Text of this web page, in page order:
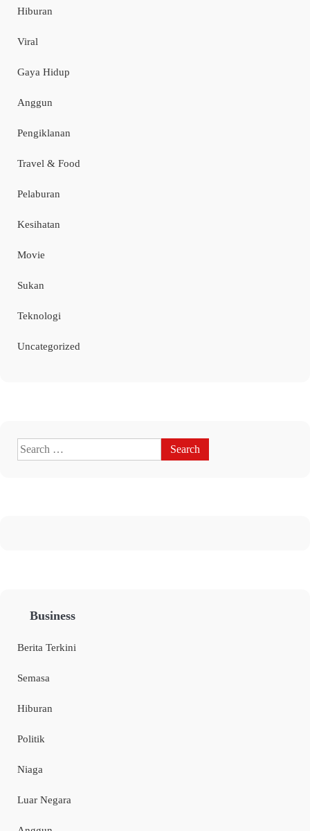
Hiburan
Viral
Gaya Hidup
Anggun
Pengiklanan
Travel & Food
Pelaburan
Kesihatan
Movie
Sukan
Teknologi
Uncategorized
Business
Berita Terkini
Semasa
Hiburan
Politik
Niaga
Luar Negara